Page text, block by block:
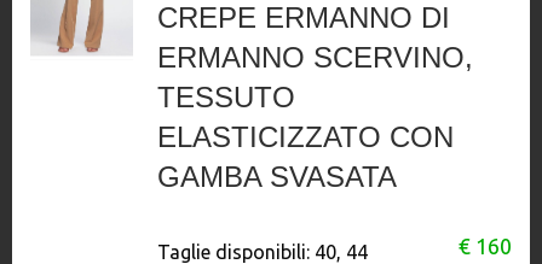
CREPE ERMANNO DI
ERMANNO SCERVINO,
TESSUTO
ELASTICIZZATO CON
GAMBA SVASATA
€ 160
Taglie disponibili:40, 44